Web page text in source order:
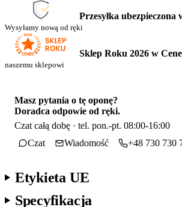
Przesyłka ubezpieczona
Wysyłamy nową od ręki
Sklep Roku 2026 w
naszemu sklepowi
Masz pytania o tę oponę?
Doradca odpowie od ręki.
Czat całą dobę · tel. pon.-pt. 08:00-16:00
Czat
Wiadomość +48 730 730
Etykieta UE
Specyfikacja